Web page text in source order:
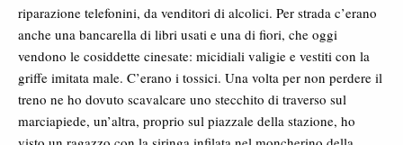
riparazione telefonini, da venditori di alcolici. Per strada c’erano
anche una bancarella di libri usati e una di fiori, che oggi
vendono le cosiddette cinesate: micidiali valigie e vestiti con la
griffe imitata male. C’erano i tossici. Una volta per non perdere il
treno ne ho dovuto scavalcare uno stecchito di traverso sul
marciapiede, un’altra, proprio sul piazzale della stazione, ho